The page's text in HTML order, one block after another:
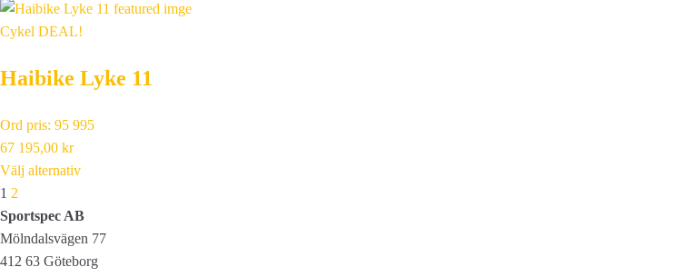
Cykel DEAL!
Haibike Lyke 11
Ord pris: 95 995
67 195,00 kr
Välj alternativ
1 2
Sportspec AB
Mölndalsvägen 77
412 63 Göteborg